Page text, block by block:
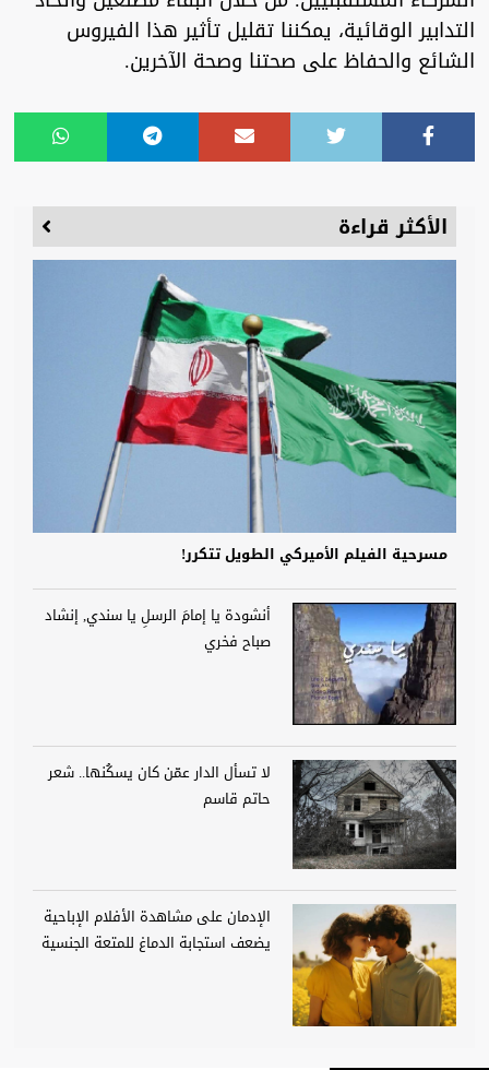
التدابير الوقائية، يمكننا تقليل تأثير هذا الفيروس
الشائع والحفاظ على صحتنا وصحة الآخرين.
الأكثر قراءة
مسرحية الفيلم الأميركي الطويل تتكرر!
أنشودة يا إمامَ الرسلِ يا سندي, إنشاد
صباح فخري
لا تسأل الدار عمّن كان يسكُنها.. شعر
حاتم قاسم
الإدمان على مشاهدة الأفلام الإباحية
يضعف استجابة الدماغ للمتعة الجنسية